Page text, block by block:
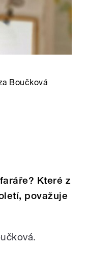
Boučková
Které z
považuje